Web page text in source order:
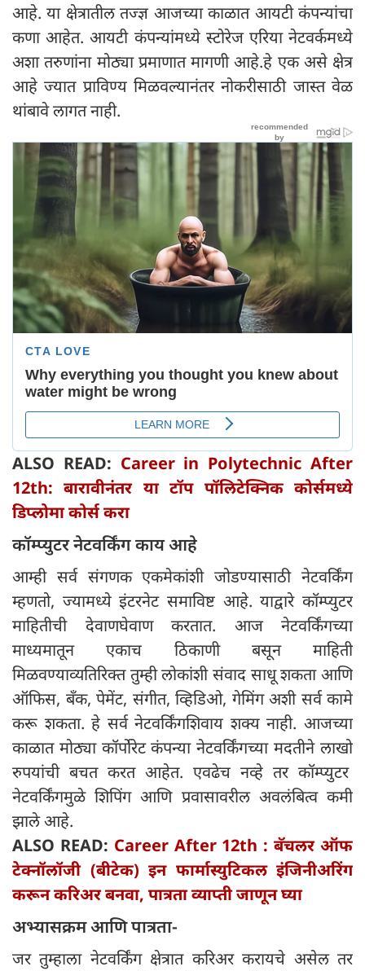
आहे. या क्षेत्रातील तज्ज्ञ आजच्या काळात आयटी कंपन्यांचा
कणा आहेत. आयटी कंपन्यांमध्ये स्टोरेज एरिया नेटवर्कमध्ये
अशा तरुणांना मोठ्या प्रमाणात मागणी आहे.हे एक असे क्षेत्र
आहे ज्यात प्राविण्य मिळवल्यानंतर नोकरीसाठी जास्त वेळ
थांबावे लागत नाही.
ALSO READ: Career in Polytechnic After
12th: बारावीनंतर या टॉप पॉलिटेक्निक कोर्समध्ये
डिप्लोमा कोर्स करा
कॉम्प्युटर नेटवर्किंग काय आहे
आम्ही सर्व संगणक एकमेकांशी जोडण्यासाठी नेटवर्किंग
म्हणतो, ज्यामध्ये इंटरनेट समाविष्ट आहे. याद्वारे कॉम्प्युटर
माहितीची देवाणघेवाण करतात. आज नेटवर्किंगच्या
माध्यमातून एकाच ठिकाणी बसून माहिती
मिळवण्याव्यतिरिक्त तुम्ही लोकांशी संवाद साधू शकता आणि
ऑफिस, बँक, पेमेंट, संगीत, व्हिडिओ, गेमिंग अशी सर्व कामे
करू शकता. हे सर्व नेटवर्किंगशिवाय शक्य नाही. आजच्या
काळात मोठ्या कॉर्पोरेट कंपन्या नेटवर्किंगच्या मदतीने लाखो
रुपयांची बचत करत आहेत. एवढेच नव्हे तर कॉम्प्युटर
नेटवर्किंगमुळे शिपिंग आणि प्रवासावरील अवलंबित्व कमी
झाले आहे.
ALSO READ: Career After 12th : बॅचलर ऑफ
टेक्नॉलॉजी (बीटेक) इन फार्मास्युटिकल इंजिनीअरिंग
करून करिअर बनवा, पात्रता व्याप्ती जाणून घ्या
अभ्यासक्रम आणि पात्रता-
जर तुम्हाला नेटवर्किंग क्षेत्रात करिअर करायचे असेल तर